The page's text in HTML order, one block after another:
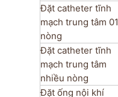
Đặt catheter tĩnh
mạch trung tâm 01
nòng
Đặt catheter tĩnh
mạch trung tâm
nhiều nòng
Đặt ống nội khí